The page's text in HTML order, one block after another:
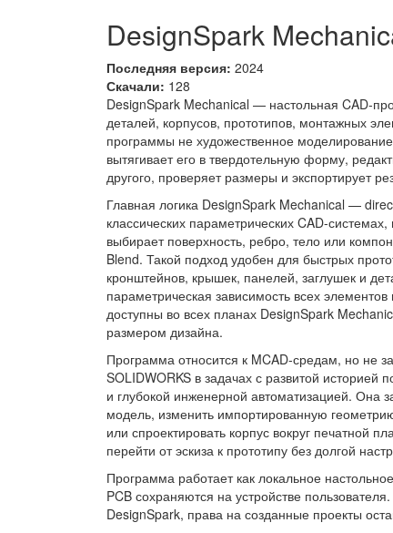
DesignSpark
Последняя версия: 2024
Скачали: 128
DesignSpark Mechanical — настольная CAD-
деталей, корпусов, прототипов, монтажных
программы не художественное
вытягивает его в твердотельную форму,
другого, проверяет размеры и экспортирует
Главная логика DesignSpark Mechanical —
классических параметрических CAD-
выбирает поверхность, ребро, тело или
Blend. Такой подход удобен для быстрых
кронштейнов, крышек, панелей, заглушек и
параметрическая зависимость всех
доступны во всех планах DesignSpark
размером дизайна.
Программа относится к MCAD-средам, но не
SOLIDWORKS в задачах с развитой
и глубокой инженерной автоматизацией. Она
модель, изменить импортированную
или спроектировать корпус вокруг печатной
перейти от эскиза к прототипу без долгой
Программа работает как локальное
PCB сохраняются на устройстве
DesignSpark, права на созданные проекты